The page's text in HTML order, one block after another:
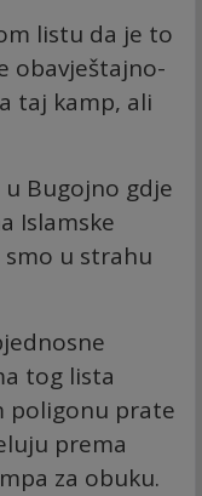
listu da je to
obavještajno-
taj kamp, ali
Bugojno gdje
Islamske
u strahu
tog lista
poligonu prate
prema
za obuku.